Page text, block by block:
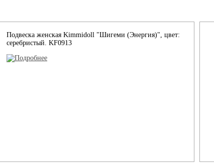
Подвеска женская Kimmidoll "Шигеми (Энергия)", цвет:
серебристый. KF0913